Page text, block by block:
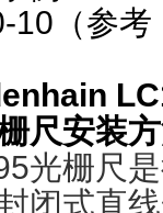
10 （参
尺安装
光栅尺
闭式直